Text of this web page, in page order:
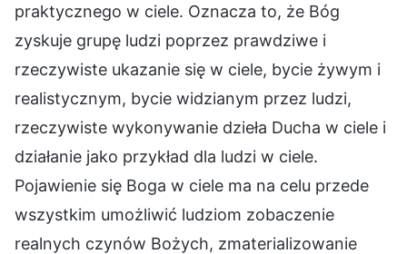
praktycznego w ciele. Oznacza to, że Bóg
zyskuje grupę ludzi poprzez prawdziwe i
rzeczywiste ukazanie się w ciele, bycie żywym i
realistycznym, bycie widzianym przez ludzi,
rzeczywiste wykonywanie dzieła Ducha w ciele i
działanie jako przykład dla ludzi w ciele.
Pojawienie się Boga w ciele ma na celu przede
wszystkim umożliwić ludziom zobaczenie
realnych czynów Bożych, zmaterializowanie